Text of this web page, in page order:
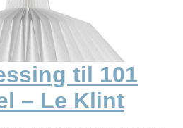
til 101
– Le Klint